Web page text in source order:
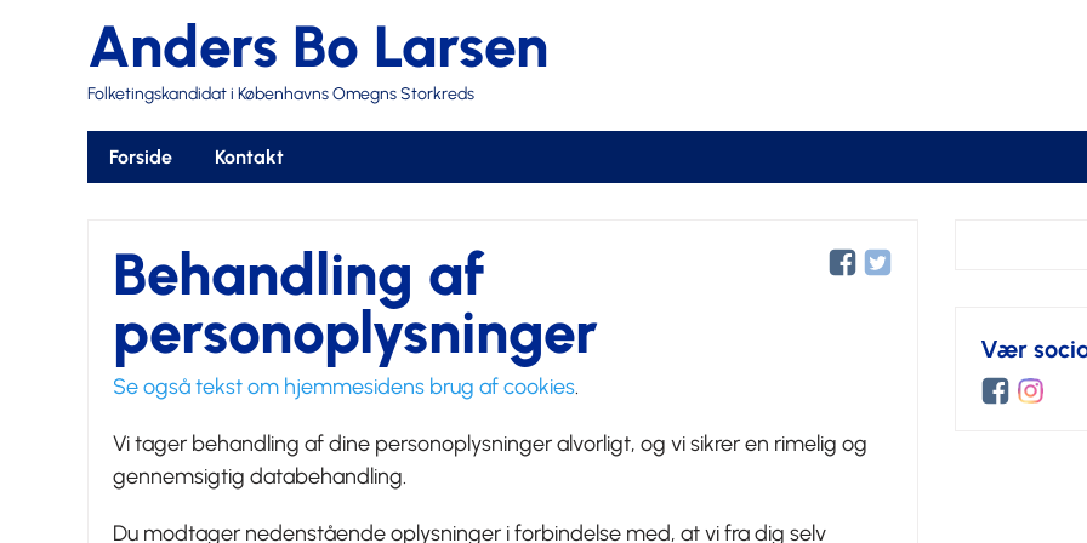
Anders Bo Larsen
Folketingskandidat i Københavns Omegns Storkreds
Forside Kontakt
Behandling af
personoplysninger
Se også tekst om hjemmesidens brug af cookies.
Vi tager behandling af dine personoplysninger alvorligt, og vi sikrer en rimelig og
gennemsigtig databehandling.
Du modtager nedenstående oplysninger i forbindelse med, at vi fra dig selv
Vær